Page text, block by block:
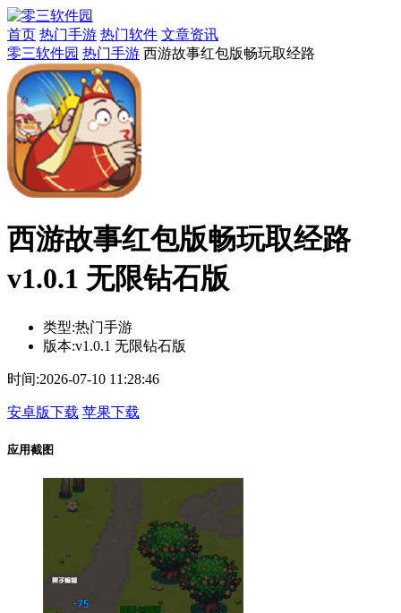
首页 热门手游 热门软件 文章资讯
零三软件园 热门手游 西游故事红包版畅玩取经路
西游故事红包版畅玩取经路
v1.0.1 无限钻石版
类型:热门手游
版本:v1.0.1 无限钻石版
时间:2026-07-10 11:28:46
安卓版下载 苹果下载
应用截图